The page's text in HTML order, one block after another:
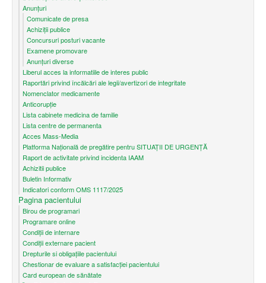
Anunțuri
Comunicate de presa
Achiziții publice
Concursuri posturi vacante
Examene promovare
Anunțuri diverse
Liberul acces la informatiile de interes public
Raportări privind încălcări ale legii/avertizori de integritate
Nomenclator medicamente
Anticorupție
Lista cabinete medicina de familie
Lista centre de permanenta
Acces Mass-Media
Platforma Națională de pregătire pentru SITUAȚII DE URGENȚĂ
Raport de activitate privind incidenta IAAM
Achizitii publice
Buletin Informativ
Indicatori conform OMS 1117/2025
Pagina pacientului
Birou de programari
Programare online
Condiţii de internare
Condiții externare pacient
Drepturile si obligațiile pacientului
Chestionar de evaluare a satisfacției pacientului
Card european de sănătate